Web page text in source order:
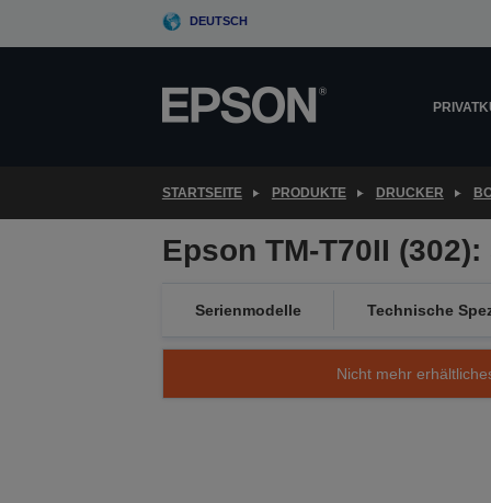
DEUTSCH
STARTSEITE PRODUKTE DRUCKER
Epson TM-T70II
Serienmodelle Technische
Nicht mehr